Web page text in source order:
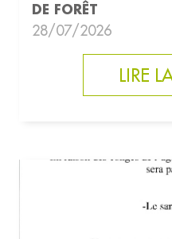
DE FORÊT
28/07/2026
LIRE